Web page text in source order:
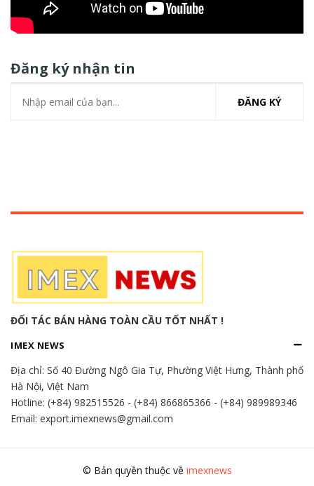
Đăng ký nhận tin
ĐĂNG KÝ
ĐỐI TÁC BÁN HÀNG TOÀN CẦU TỐT NHẤT !
IMEX NEWS
Địa chỉ: Số 40 Đường Ngô Gia Tự, Phường Việt Hưng, Thành phố
Hà Nội, Việt Nam
Hotline: (+84) 982515526 - (+84) 866865366 - (+84) 989989346
Email: export.imexnews@gmail.com
© Bản quyền thuộc về imexnews